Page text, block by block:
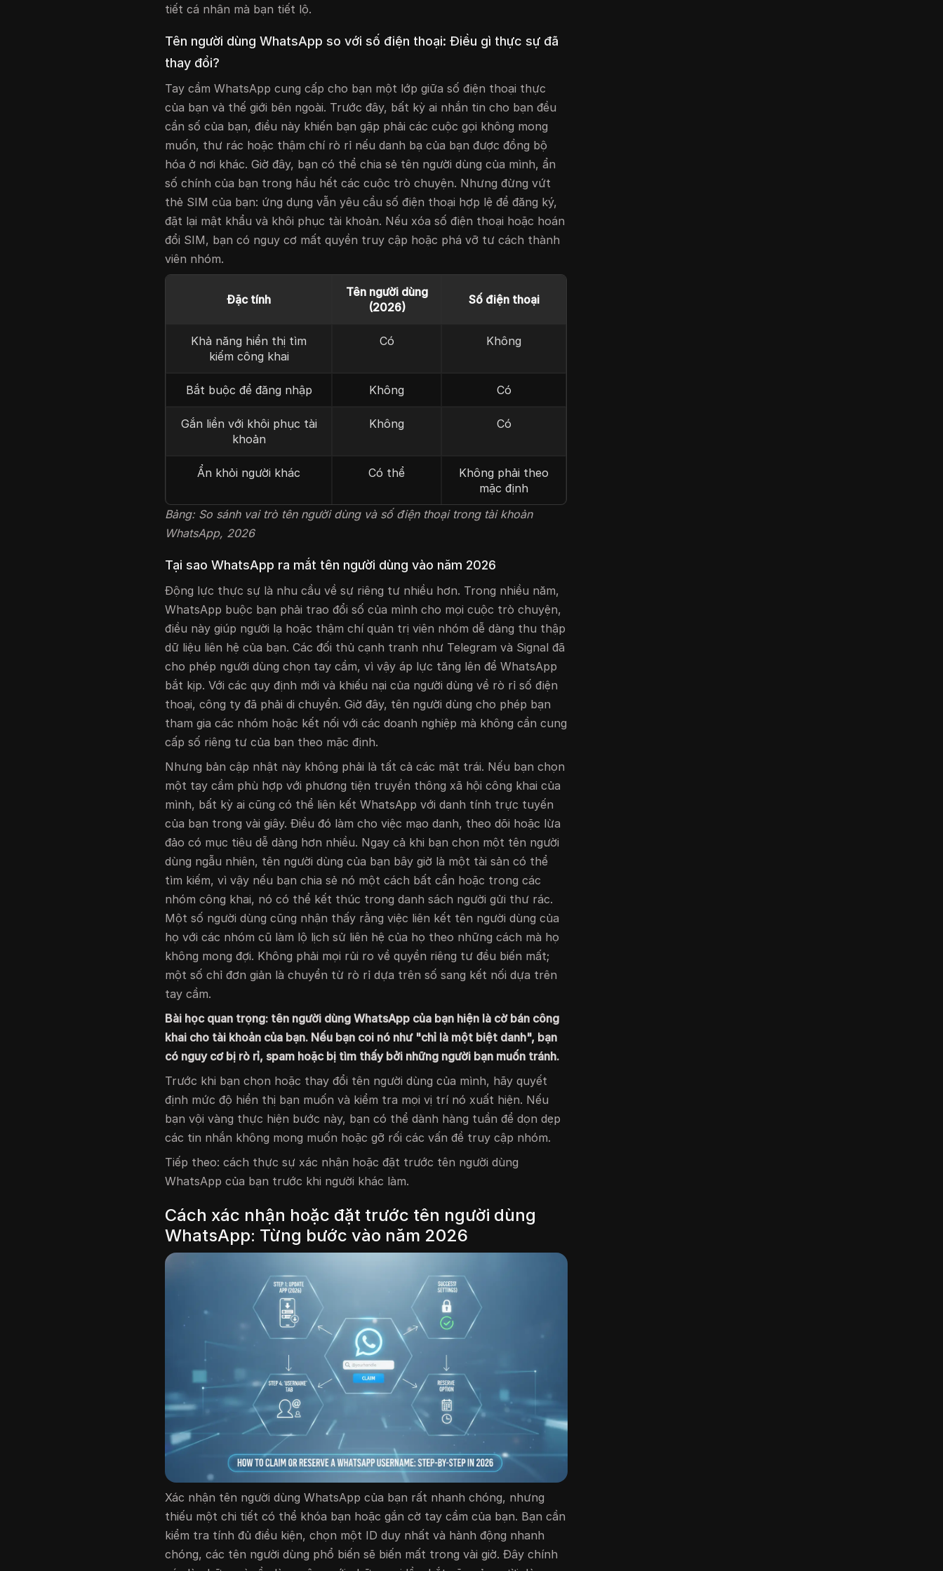
tiết cá nhân mà bạn tiết lộ.
Tên người dùng WhatsApp so với số điện thoại: Điều gì thực sự đã
thay đổi?
Tay cầm WhatsApp cung cấp cho bạn một lớp giữa số điện thoại thực
của bạn và thế giới bên ngoài. Trước đây, bất kỳ ai nhắn tin cho bạn đều
cần số của bạn, điều này khiến bạn gặp phải các cuộc gọi không mong
muốn, thư rác hoặc thậm chí rò rỉ nếu danh bạ của bạn được đồng bộ
hóa ở nơi khác. Giờ đây, bạn có thể chia sẻ tên người dùng của mình, ẩn
số chính của bạn trong hầu hết các cuộc trò chuyện. Nhưng đừng vứt
thẻ SIM của bạn: ứng dụng vẫn yêu cầu số điện thoại hợp lệ để đăng ký,
đặt lại mật khẩu và khôi phục tài khoản. Nếu xóa số điện thoại hoặc hoán
đổi SIM, bạn có nguy cơ mất quyền truy cập hoặc phá vỡ tư cách thành
viên nhóm.
Đặc tính
Tên người dùng
(2026)
Số điện thoại
Khả năng hiển thị tìm
kiếm công khai
Có Không
Bắt buộc để đăng nhập Không Có
Gắn liền với khôi phục tài
khoản
Không Có
Ẩn khỏi người khác Có thể
Không phải theo
mặc định
Bảng: So sánh vai trò tên người dùng và số điện thoại trong tài khoản
WhatsApp, 2026
Tại sao WhatsApp ra mắt tên người dùng vào năm 2026
Động lực thực sự là nhu cầu về sự riêng tư nhiều hơn. Trong nhiều năm,
WhatsApp buộc bạn phải trao đổi số của mình cho mọi cuộc trò chuyện,
điều này giúp người lạ hoặc thậm chí quản trị viên nhóm dễ dàng thu thập
dữ liệu liên hệ của bạn. Các đối thủ cạnh tranh như Telegram và Signal đã
cho phép người dùng chọn tay cầm, vì vậy áp lực tăng lên để WhatsApp
bắt kịp. Với các quy định mới và khiếu nại của người dùng về rò rỉ số điện
thoại, công ty đã phải di chuyển. Giờ đây, tên người dùng cho phép bạn
tham gia các nhóm hoặc kết nối với các doanh nghiệp mà không cần cung
cấp số riêng tư của bạn theo mặc định.
Nhưng bản cập nhật này không phải là tất cả các mặt trái. Nếu bạn chọn
một tay cầm phù hợp với phương tiện truyền thông xã hội công khai của
mình, bất kỳ ai cũng có thể liên kết WhatsApp với danh tính trực tuyến
của bạn trong vài giây. Điều đó làm cho việc mạo danh, theo dõi hoặc lừa
đảo có mục tiêu dễ dàng hơn nhiều. Ngay cả khi bạn chọn một tên người
dùng ngẫu nhiên, tên người dùng của bạn bây giờ là một tài sản có thể
tìm kiếm, vì vậy nếu bạn chia sẻ nó một cách bất cẩn hoặc trong các
nhóm công khai, nó có thể kết thúc trong danh sách người gửi thư rác.
Một số người dùng cũng nhận thấy rằng việc liên kết tên người dùng của
họ với các nhóm cũ làm lộ lịch sử liên hệ của họ theo những cách mà họ
không mong đợi. Không phải mọi rủi ro về quyền riêng tư đều biến mất;
một số chỉ đơn giản là chuyển từ rò rỉ dựa trên số sang kết nối dựa trên
tay cầm.
Bài học quan trọng: tên người dùng WhatsApp của bạn hiện là cờ bán công
khai cho tài khoản của bạn. Nếu bạn coi nó như "chỉ là một biệt danh", bạn
có nguy cơ bị rò rỉ, spam hoặc bị tìm thấy bởi những người bạn muốn tránh.
Trước khi bạn chọn hoặc thay đổi tên người dùng của mình, hãy quyết
định mức độ hiển thị bạn muốn và kiểm tra mọi vị trí nó xuất hiện. Nếu
bạn vội vàng thực hiện bước này, bạn có thể dành hàng tuần để dọn dẹp
các tin nhắn không mong muốn hoặc gỡ rối các vấn đề truy cập nhóm.
Tiếp theo: cách thực sự xác nhận hoặc đặt trước tên người dùng
WhatsApp của bạn trước khi người khác làm.
Cách xác nhận hoặc đặt trước tên người dùng
WhatsApp: Từng bước vào năm 2026
Xác nhận tên người dùng WhatsApp của bạn rất nhanh chóng, nhưng
thiếu một chi tiết có thể khóa bạn hoặc gắn cờ tay cầm của bạn. Bạn cần
kiểm tra tính đủ điều kiện, chọn một ID duy nhất và hành động nhanh
chóng, các tên người dùng phổ biến sẽ biến mất trong vài giờ. Đây chính